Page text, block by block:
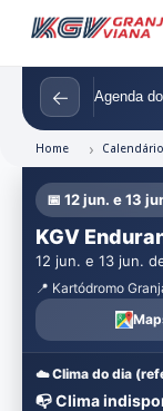
← Agenda
Home Calendário
📅 12 jun. e 13
KGV
12 jun. e 13 jun.
📍 Kartódromo
☁️ Clima do dia
📭 Clima